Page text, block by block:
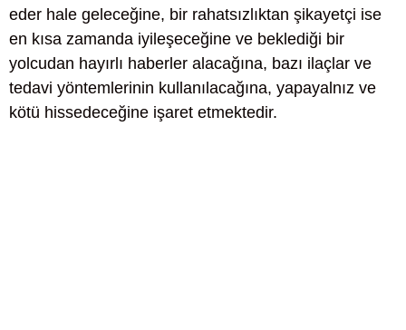
eder hale geleceğine, bir rahatsızlıktan şikayetçi ise
en kısa zamanda iyileşeceğine ve beklediği bir
yolcudan hayırlı haberler alacağına, bazı ilaçlar ve
tedavi yöntemlerinin kullanılacağına, yapayalnız ve
kötü hissedeceğine işaret etmektedir.